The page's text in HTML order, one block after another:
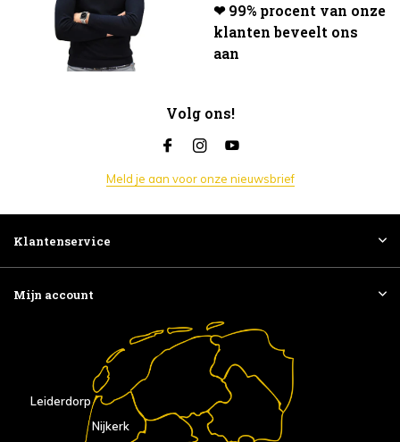
❤ 99% procent van onze
klanten beveelt ons
aan
Volg ons!
Meld je aan voor onze nieuwsbrief
Klantenservice
Mijn account
Nijkerk
Leiderdorp